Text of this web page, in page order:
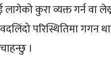
कुरा व्यक्त गर्न वा
परिस्थितिमा गगन
।